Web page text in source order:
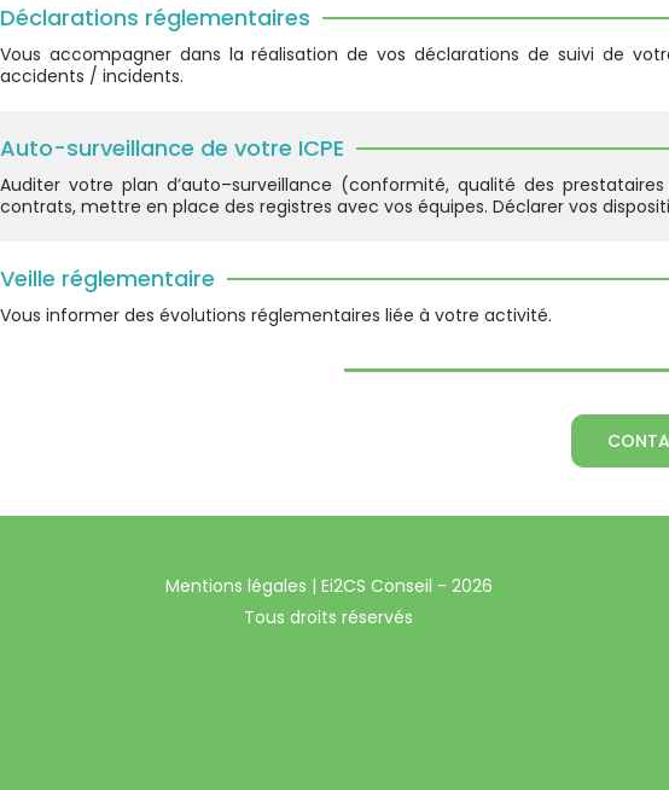
Déclarations réglementaires
Vous accompagner dans la réalisation de vos déclarations de suivi de
accidents / incidents.
Auto-surveillance de votre ICPE
Auditer votre plan d’auto–surveillance (conformité, qualité des
contrats, mettre en place des registres avec vos équipes. Déclarer vos
Veille réglementaire
Vous informer des évolutions réglementaires liée à votre activité.
Mentions légales | Ei2CS Conseil - 2026
Tous droits réservés